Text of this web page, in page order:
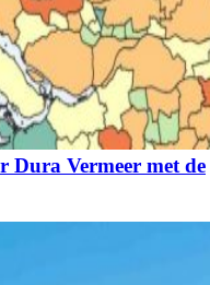
Dura Vermeer met de